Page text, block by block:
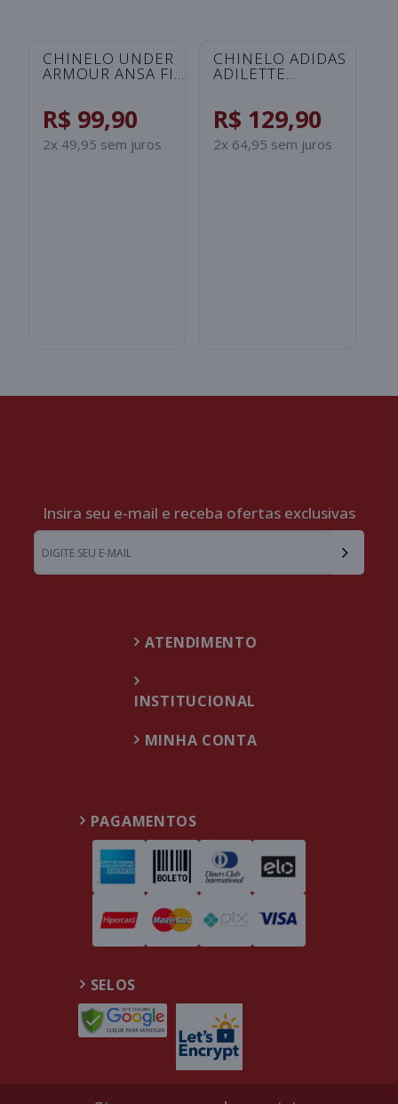
Insira seu e-mail e receba ofertas exclusivas
ATENDIMENTO
INSTITUCIONAL
MINHA CONTA
PAGAMENTOS
SELOS